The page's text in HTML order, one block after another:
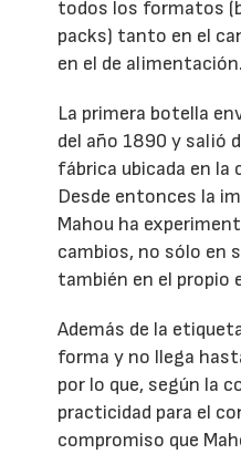
todos los formatos
packs) tanto en el
en el de alimentación.
La primera botella
del año 1890 y salió
fábrica ubicada en la
Desde entonces la
Mahou ha
cambios, no sólo en
también en el propio
Además de la
forma y no llega
por lo que, según la
practicidad para el
compromiso que